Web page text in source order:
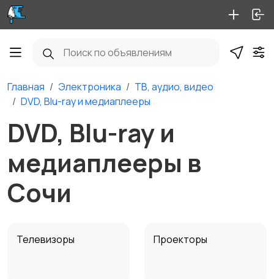
Главная Электроника
ТВ, аудио, видео
DVD, Blu-ray и медиаплееры
DVD, Blu-ray и
медиаплееры в
Сочи
Телевизоры Проекторы